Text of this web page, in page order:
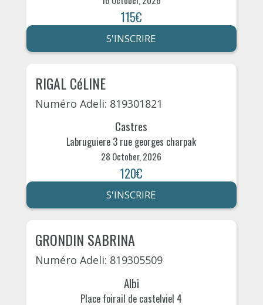
115€
S'INSCRIRE
RIGAL CéLINE
Numéro Adeli: 819301821
Castres
Labruguiere 3 rue georges charpak
28 October, 2026
120€
S'INSCRIRE
GRONDIN SABRINA
Numéro Adeli: 819305509
Albi
Place foirail de castelviel 4